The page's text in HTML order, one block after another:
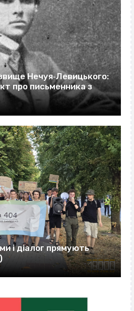
Нечуя‐Левицького:
про письменника з
і діалог прямують